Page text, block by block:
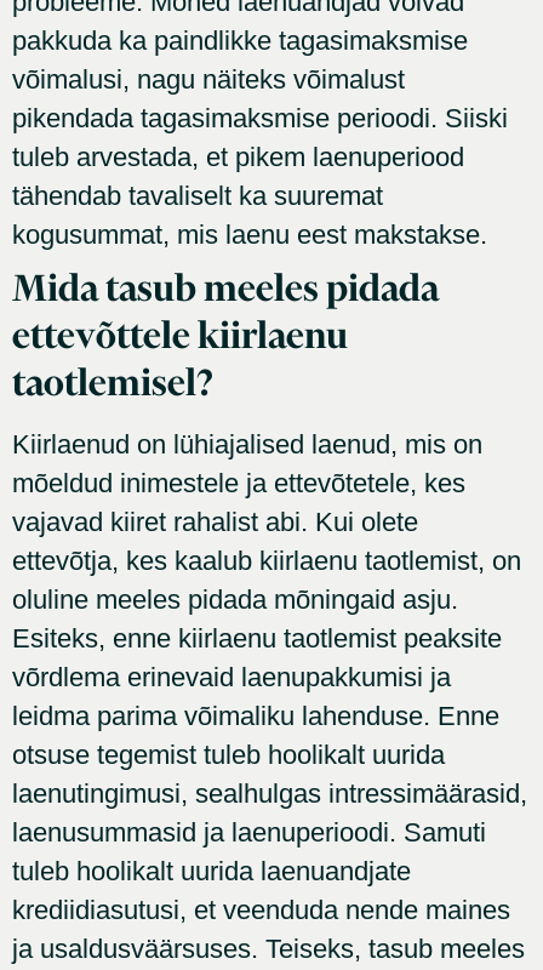
pakkuda ka paindlikke tagasimaksmise
võimalusi, nagu näiteks võimalust
pikendada tagasimaksmise perioodi. Siiski
tuleb arvestada, et pikem laenuperiood
tähendab tavaliselt ka suuremat
kogusummat, mis laenu eest makstakse.
Mida tasub meeles pidada
ettevõttele kiirlaenu
taotlemisel?
Kiirlaenud on lühiajalised laenud, mis on
mõeldud inimestele ja ettevõtetele, kes
vajavad kiiret rahalist abi. Kui olete
ettevõtja, kes kaalub kiirlaenu taotlemist, on
oluline meeles pidada mõningaid asju.
Esiteks, enne kiirlaenu taotlemist peaksite
võrdlema erinevaid laenupakkumisi ja
leidma parima võimaliku lahenduse. Enne
otsuse tegemist tuleb hoolikalt uurida
laenutingimusi, sealhulgas intressimäärasid,
laenusummasid ja laenuperioodi. Samuti
tuleb hoolikalt uurida laenuandjate
krediidiasutusi, et veenduda nende maines
ja usaldusväärsuses. Teiseks, tasub meeles